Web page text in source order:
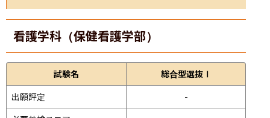
看護学科（保健看護学部）
試験名
総合型選抜Ⅰ
出願評定
-